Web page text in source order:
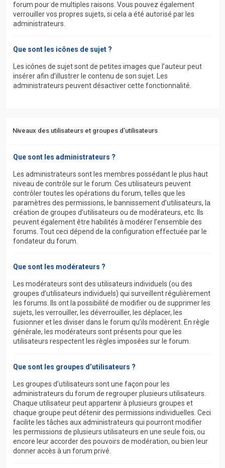
forum pour de multiples raisons. Vous pouvez également
verrouiller vos propres sujets, si cela a été autorisé par les
administrateurs.
Que sont les icônes de sujet ?
Les icônes de sujet sont de petites images que l’auteur peut
insérer afin d’illustrer le contenu de son sujet. Les
administrateurs peuvent désactiver cette fonctionnalité.
Niveaux des utilisateurs et groupes d’utilisateurs
Que sont les administrateurs ?
Les administrateurs sont les membres possédant le plus haut
niveau de contrôle sur le forum. Ces utilisateurs peuvent
contrôler toutes les opérations du forum, telles que les
paramètres des permissions, le bannissement d’utilisateurs, la
création de groupes d’utilisateurs ou de modérateurs, etc. Ils
peuvent également être habilités à modérer l’ensemble des
forums. Tout ceci dépend de la configuration effectuée par le
fondateur du forum.
Que sont les modérateurs ?
Les modérateurs sont des utilisateurs individuels (ou des
groupes d’utilisateurs individuels) qui surveillent régulièrement
les forums. Ils ont la possibilité de modifier ou de supprimer les
sujets, les verrouiller, les déverrouiller, les déplacer, les
fusionner et les diviser dans le forum qu’ils modèrent. En règle
générale, les modérateurs sont présents pour que les
utilisateurs respectent les règles imposées sur le forum.
Que sont les groupes d’utilisateurs ?
Les groupes d’utilisateurs sont une façon pour les
administrateurs du forum de regrouper plusieurs utilisateurs.
Chaque utilisateur peut appartenir à plusieurs groupes et
chaque groupe peut détenir des permissions individuelles. Ceci
facilite les tâches aux administrateurs qui pourront modifier
les permissions de plusieurs utilisateurs en une seule fois, ou
encore leur accorder des pouvoirs de modération, ou bien leur
donner accès à un forum privé.